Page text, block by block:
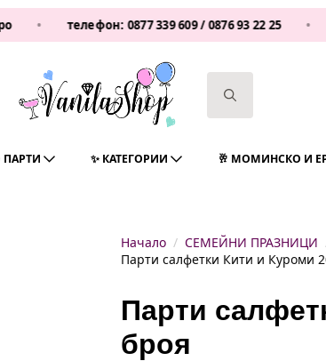
телефон:0877 339 609/0876 93 22 25 •
ПАРТИ ✨ КАТЕГОРИИ 🥂 МОМИНСКО И
Начало СЕМЕЙНИ ПРАЗНИЦИ
Парти салфетки Кити и Куроми
Парти
броя